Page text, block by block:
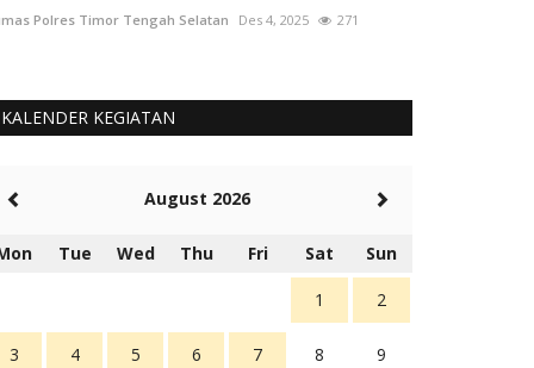
Polres Timor Tengah Selatan Des 4, 2025 271
KALENDER KEGIATAN
August 2026
Tue Wed Thu Fri Sat Sun
1 2
3 4 5 6 7 8 9